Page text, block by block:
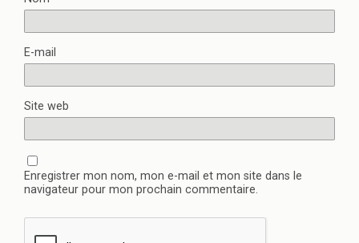
E-mail
Site web
Enregistrer mon nom, mon e-mail et mon site dans le
navigateur pour mon prochain commentaire.